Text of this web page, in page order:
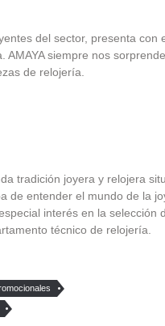
del sector, presenta con
AMAYA siempre nos
de relojería.
tradición joyera y relojera
de entender el mundo de la
interés en la selección
técnico de relojería.